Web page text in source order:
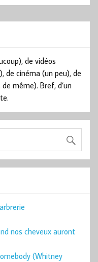
de vidéos
de cinéma (un peu), de
même). Bref, d’un
nos cheveux auront
(Whitney